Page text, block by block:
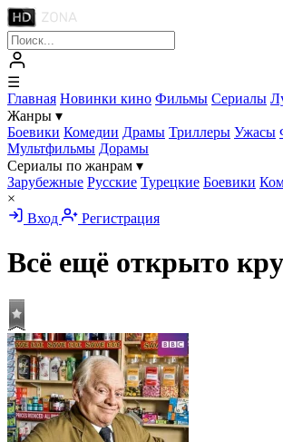
☰
Главная Новинки кино Фильмы Сериалы
Жанры ▾
Боевики Комедии Драмы Триллеры Ужасы
Мультфильмы Дорамы
Сериалы по жанрам ▾
Зарубежные Русские Турецкие Боевики
×
Вход
Регистрация
Всё ещё открыто